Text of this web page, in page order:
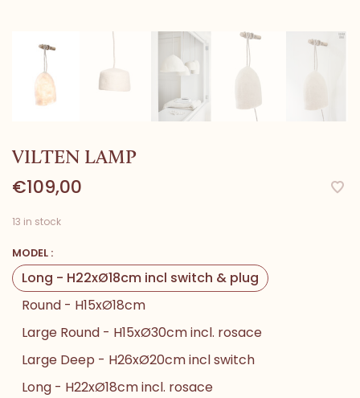
VILTEN LAMP
€109,00
13 in stock
MODEL :
Long - H22xØ18cm incl switch & plug
Round - H15xØ18cm
Large Round - H15xØ30cm incl. rosace
Large Deep - H26xØ20cm incl switch
Long - H22xØ18cm incl. rosace